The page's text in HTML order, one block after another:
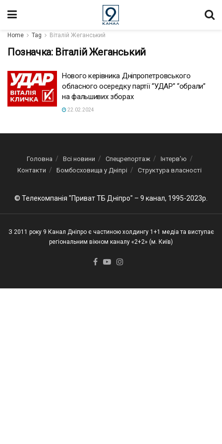
Home Tag Віталій Жеганський
Позначка: Віталій Жеганський
Нового керівника Дніпропетровського
обласного осередку партії “УДАР” “обрали”
на фальшивих зборах
22.02.2024
Головна Всі новини Спецрепортаж
Інтерв’ю
Контакти
Бомбосховища у Дніпрі Структура власності
© Телекомпанія "Приват ТБ Дніпро" – 9 канал, 1995-2023р.
З 2011 року 9 Канал Дніпро є частиною холдингу 1+1 медіа та виступає
регіональним вікном каналу «2+2» (м. Київ)